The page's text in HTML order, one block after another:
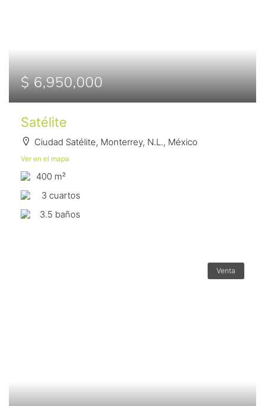
$ 6,950,000
Satélite
Ciudad Satélite, Monterrey, N.L., México
Ver en el mapa
400 m²
3 сuartos
3.5 baños
Venta